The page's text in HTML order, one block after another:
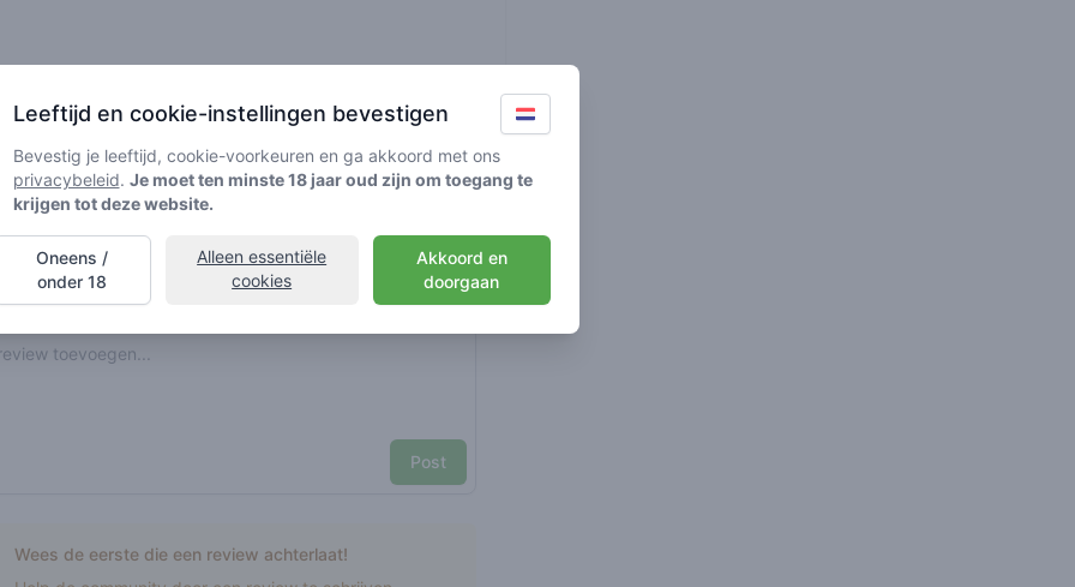
door Greenmeister. Details kunnen per shop
cannabisgebruik
reviews
Je naam hier
review
Post
Wees de eerste die een review achterlaat!
Leeftijd en cookie-instellingen bevestigen
Bevestig je leeftijd, cookie-voorkeuren en ga akkoord met ons
privacybeleid. Je moet ten minste 18 jaar oud zijn om toegang te
krijgen tot deze website.
Akkoord en
doorgaan
Alleen essentiële
cookies
Oneens /
onder 18